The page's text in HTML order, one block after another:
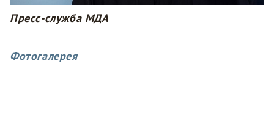
Пресс-служба МДА
Фотогалерея